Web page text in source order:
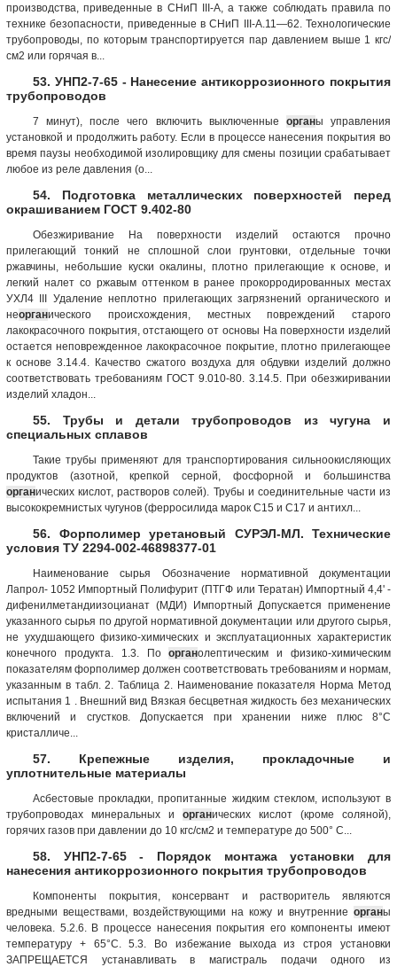
производства, приведенные в СНиП III-A, а также соблюдать правила по
технике безопасности, приведенные в СНиП III-A.11—62. Технологические
трубопроводы, по которым транспортируется пар давлением выше 1 кгс/
см2 или горячая в...
53. УНП2-7-65 - Нанесение антикоррозионного покрытия
трубопроводов
7 минут), после чего включить выключенные органы управления
установкой и продолжить работу. Если в процессе нанесения покрытия во
время паузы необходимой изолировщику для смены позиции срабатывает
любое из реле давления (о...
54. Подготовка металлических поверхностей перед
окрашиванием ГОСТ 9.402-80
Обезжиривание На поверхности изделий остаются прочно
прилегающий тонкий не сплошной слои грунтовки, отдельные точки
ржавчины, небольшие куски окалины, плотно прилегающие к основе, и
легкий налет со ржавым оттенком в ранее прокорродированных местах
УХЛ4 III Удаление неплотно прилегающих загрязнений органического и
неорганического происхождения, местных повреждений старого
лакокрасочного покрытия, отстающего от основы На поверхности изделий
остается неповрежденное лакокрасочное покрытие, плотно прилегающее
к основе 3.14.4. Качество сжатого воздуха для обдувки изделий должно
соответствовать требованиям ГОСТ 9.010-80. 3.14.5. При обезжиривании
изделий хладон...
55. Трубы и детали трубопроводов из чугуна и
специальных сплавов
Такие трубы применяют для транспортирования сильноокисляющих
продуктов (азотной, крепкой серной, фосфорной и большинства
органических кислот, растворов солей). Трубы и соединительные части из
высококремнистых чугунов (ферросилида марок С15 и С17 и антихл...
56. Форполимер уретановый СУРЭЛ-МЛ. Технические
условия ТУ 2294-002-46898377-01
Наименование сырья Обозначение нормативной документации
Лапрол- 1052 Импортный Полифурит (ПТГФ или Тератан) Импортный 4,4' -
дифенилметандиизоцианат (МДИ) Импортный Допускается применение
указанного сырья по другой нормативной документации или другого сырья,
не ухудшающего физико-химических и эксплуатационных характеристик
конечного продукта. 1.3. Поорганолептическим и физико-химическим
показателям форполимер должен соответствовать требованиям и нормам,
указанным в табл. 2. Таблица 2. Наименование показателя Норма Метод
испытания 1 . Внешний вид Вязкая бесцветная жидкость без механических
вклю­чений и сгустков. Допускается при хранении ниже плюс 8°С
кристалличе...
57. Крепежные изделия, прокладочные и
уплотнительные материалы
Асбестовые прокладки, пропитанные жидким стеклом, используют в
трубопроводах минеральных и органических кислот (кроме соляной),
горячих газов при давлении до 10 кгс/см2 и температуре до 500° С...
58. УНП2-7-65 - Порядок монтажа установки для
нанесения антикоррозионного покрытия трубопроводов
Компоненты покрытия, консервант и растворитель являются
вредными веществами, воздействующими на кожу и внутренние органы
человека. 5.2.6. В процессе нанесения покрытия его компоненты имеют
температуру + 65°С. 5.3. Во избежание выхода из строя установки
ЗАПРЕЩАЕТСЯ устанавливать в магистраль подачи одного из